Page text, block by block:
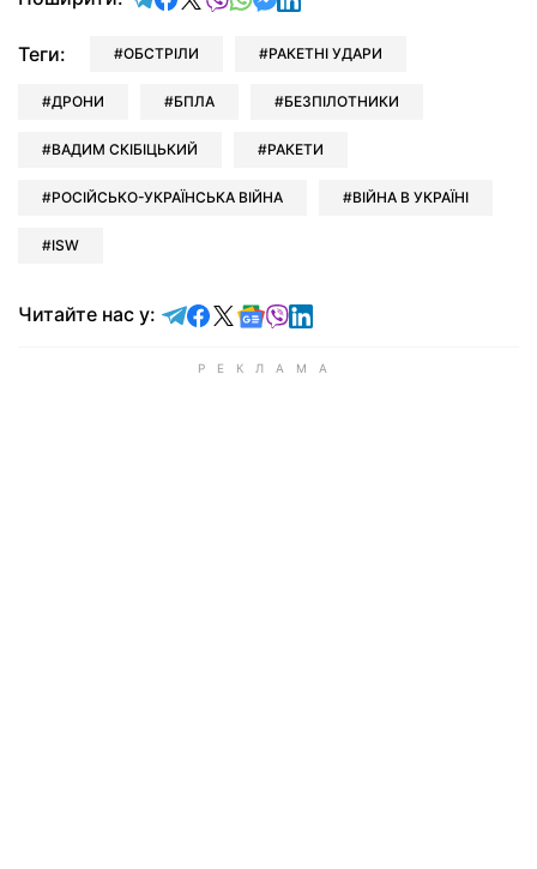
Теги: ОБСТРІЛИ РАКЕТНІ УДАРИ
ДРОНИ БПЛА БЕЗПІЛОТНИКИ
ВАДИМ СКІБІЦЬКИЙ РАКЕТИ
РОСІЙСЬКО-УКРАЇНСЬКА ВІЙНА ВІЙНА В УКРАЇНІ
ISW
Читайте нас у: Читайте у Telegram
Читайте у Facebook
Читайте у X
Читайте у Google news
Читайте у Viber
Читайте у LinkedIn